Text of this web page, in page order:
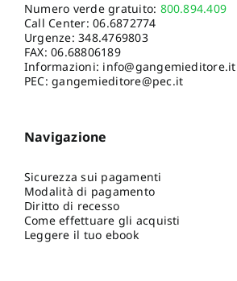
Numero verde gratuito: 800.894.409
Call Center:06.6872774
Urgenze:348.4769803
FAX: 06.68806189
Informazioni: info@gangemieditore.it
PEC: gangemieditore@pec.it
Navigazione
Sicurezza sui pagamenti
Modalità di pagamento
Diritto di recesso
Come effettuare gli acquisti
Leggere il tuo ebook